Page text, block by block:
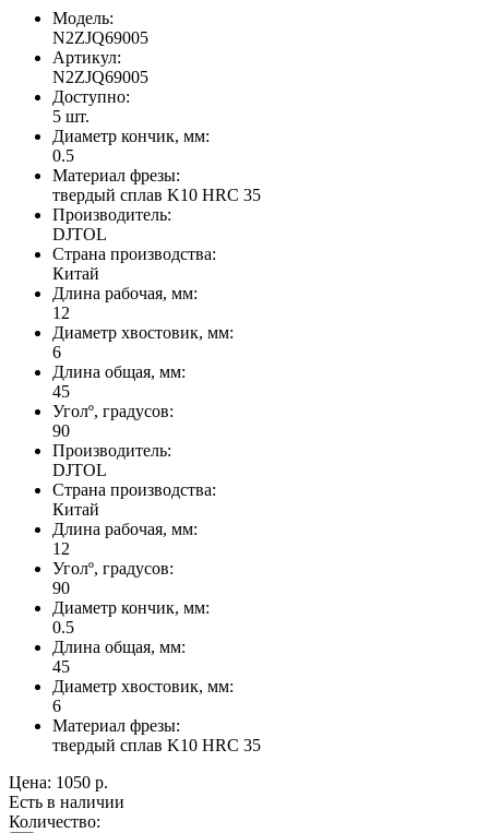
Модель:
N2ZJQ69005
Артикул:
N2ZJQ69005
Доступно:
5 шт.
Диаметр кончик, мм:
0.5
Материал фрезы:
твердый сплав K10 HRC 35
Производитель:
DJTOL
Страна производства:
Китай
Длина рабочая, мм:
12
Диаметр хвостовик, мм:
6
Длина общая, мм:
45
Уголº, градусов:
90
Производитель:
DJTOL
Страна производства:
Китай
Длина рабочая, мм:
12
Уголº, градусов:
90
Диаметр кончик, мм:
0.5
Длина общая, мм:
45
Диаметр хвостовик, мм:
6
Материал фрезы:
твердый сплав K10 HRC 35
Цена: 1050 р.
Есть в наличии
Количество: